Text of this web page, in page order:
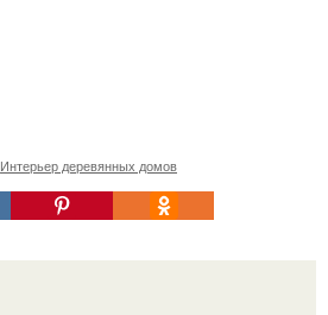
Интерьер деревянных домов